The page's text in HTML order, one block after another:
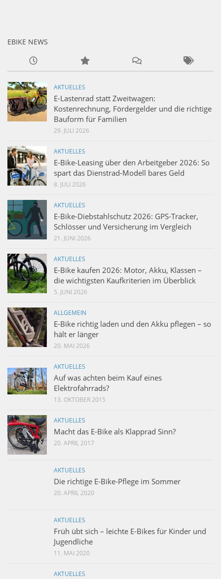
EBIKE NEWS
AKTUELLES
E-Lastenrad statt Zweitwagen:
Kostenrechnung, Fördergelder und die richtige
Bauform für Familien
29. JULI 2026
AKTUELLES
E-Bike-Leasing über den Arbeitgeber 2026: So
spart das Dienstrad-Modell bares Geld
8. JULI 2026
AKTUELLES
E-Bike-Diebstahlschutz 2026: GPS-Tracker,
Schlösser und Versicherung im Vergleich
21. JUNI 2026
AKTUELLES
E-Bike kaufen 2026: Motor, Akku, Klassen –
die wichtigsten Kaufkriterien im Überblick
5. JUNI 2026
ALLGEMEIN
E-Bike richtig laden und den Akku pflegen – so
hält er länger
20. MAI 2026
AKTUELLES
Auf was achten beim Kauf eines
Elektrofahrrads?
13. OKTOBER 2015
AKTUELLES
Macht das E-Bike als Klapprad Sinn?
20. APRIL 2017
AKTUELLES
Die richtige E-Bike-Pflege im Sommer
20. APRIL 2020
AKTUELLES
Früh übt sich – leichte E-Bikes für Kinder und
Jugendliche
11. MAI 2020
AKTUELLES